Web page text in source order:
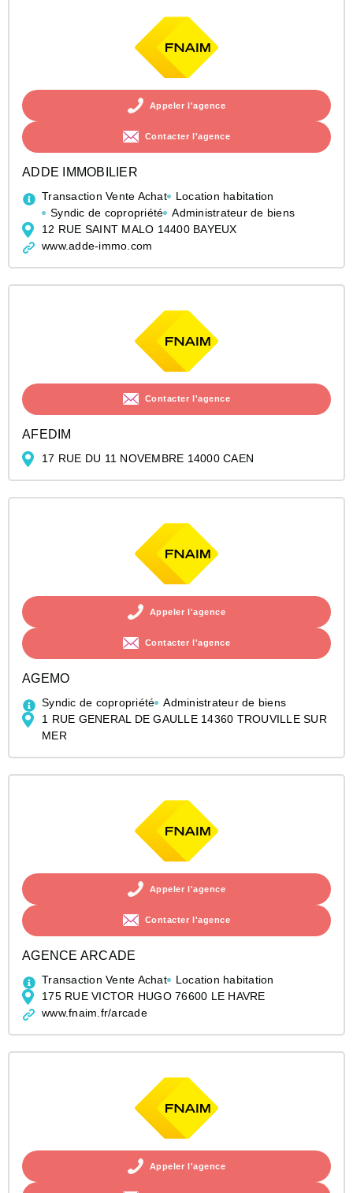
Appeler l'agence
Contacter l'agence
ADDE IMMOBILIER
Transaction Vente Achat
Location habitation
Syndic de copropriété
Administrateur de biens
12 RUE SAINT MALO 14400 BAYEUX
www.adde-immo.com
Contacter l'agence
AFEDIM
17 RUE DU 11 NOVEMBRE 14000 CAEN
Appeler l'agence
Contacter l'agence
AGEMO
Syndic de copropriété
Administrateur de biens
1 RUE GENERAL DE GAULLE 14360 TROUVILLE SUR
MER
Appeler l'agence
Contacter l'agence
AGENCE ARCADE
Transaction Vente Achat
Location habitation
175 RUE VICTOR HUGO 76600 LE HAVRE
www.fnaim.fr/arcade
Appeler l'agence